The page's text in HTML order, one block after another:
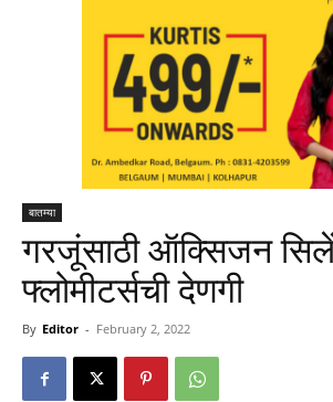
बातम्या
गरजूंसाठी ऑक्सिजन
फ्लोमीटर्सची देणगी
By Editor - February 2, 2022